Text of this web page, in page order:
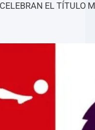
EL TÍTULO